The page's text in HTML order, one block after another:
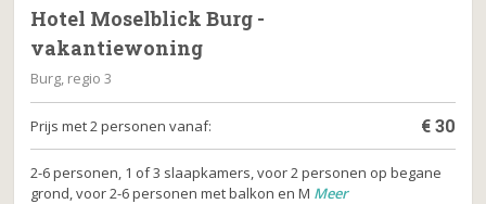
Hotel Moselblick Burg -
vakantiewoning
Burg, regio 3
Prijs met 2 personen vanaf: € 30
2-6 personen, 1 of 3 slaapkamers, voor 2 personen op begane
grond, voor 2-6 personen met balkon en M Meer